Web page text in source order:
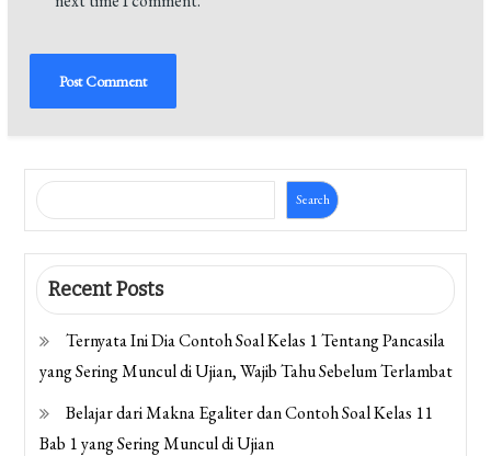
Search
Recent Posts
Ternyata Ini Dia Contoh Soal Kelas 1 Tentang Pancasila
yang Sering Muncul di Ujian, Wajib Tahu Sebelum Terlambat
Belajar dari Makna Egaliter dan Contoh Soal Kelas 11
Bab 1 yang Sering Muncul di Ujian